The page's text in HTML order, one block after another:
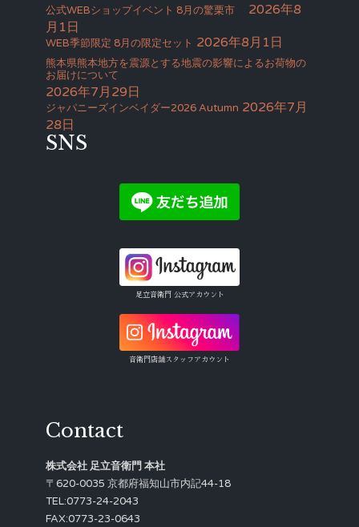
公式WEBショップイベント 8月の驚栗市
2026年8
月1日
WEB季節限定 8月の限定セット 2026年8月1日
熊本県熊本地方を震源とする地震の影響によるお荷物の
お届けについて
2026年7月29日
ジャパニーズインベイダー2026 Autumn 2026年7月
28日
SNS
足立音衛門 公式アカウント
音衛門店舗スタッフアカウント
Contact
株式会社 足立音衛門 本社
〒620-0035 京都府福知山市内記44-18
TEL:0773-24-2043
FAX:0773-23-0643